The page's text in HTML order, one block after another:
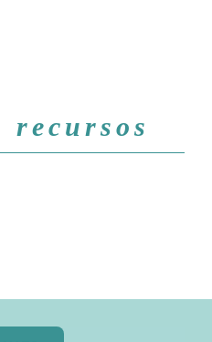
recursos